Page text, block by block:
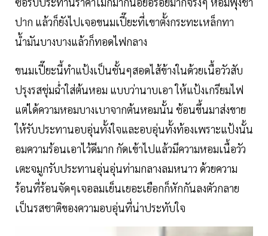
ปาก แล้วก็ยังไปเจอขนมเปี๊ยะที่เขาตั้งกระทะเหล็กทา
น้ำมันบางบางแล้วก็ทอดไฟกลาง
ขนมเปี๊ยะนี้ทำแป้งเป็นชั้นๆสอดไส้ข้างในด้วยเนื้อวัวสับ
ปรุงรสชุ่มฉ่ำใส่ต้นหอม แบบว่านาบเอา ให้แป้งเกรียมไฟ
แต่ได้ความหอมบางเบาจากต้นหอมนั้น ช้อนขึ้นมาส่งขาย
ให้รับประทานอบอุ่นทั้งใจและอบอุ่นทั้งท้องเพราะแป้งนั้น
อมความร้อนเอาไว้ดีมาก กัดเข้าไปแล้วมีความหอมเนื้อวัว
เตะจมูกรับประทานอุ่นอุ่นท่ามกลางลมหนาว ด้วยความ
ร้อนที่ร้อนจัดๆเจอลมเย็นเยอะเยือกก็หักกันลงตัวกลาย
เป็นรสชาติของความอบอุ่นที่น่าประทับใจ